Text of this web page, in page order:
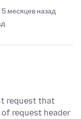
5 месяцев назад
request that
request header